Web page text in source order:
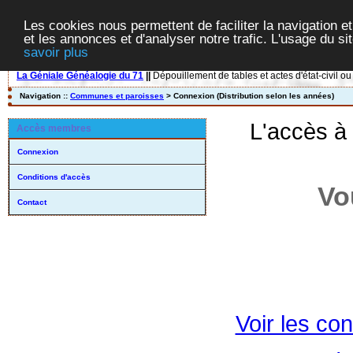
Les cookies nous permettent de faciliter la navigation
et les annonces et d'analyser notre trafic. L'usage du
savoir plus
La Géniale Généalogie du 71 Dépouillement de tables et actes d'état-civil
Navigation :: Communes et paroisses > Connexion (Distribution selon les années)
Accès membres
Connexion
Conditions d'accès
Contact
L'accès
Voir les